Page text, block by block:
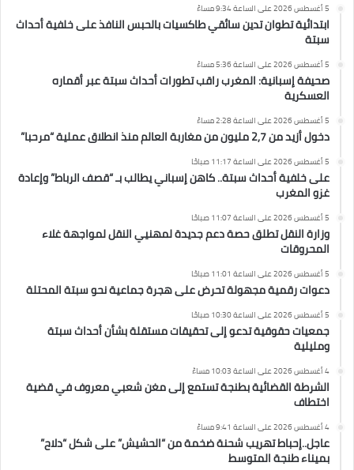
5 أغسطس 2026 على الساعة 9:34 مساءً
ابتدائية تطوان تدين سائقي طاكسيات بالحبس النافذ على خلفية أحداث
سبتة
5 أغسطس 2026 على الساعة 5:36 مساءً
صحيفة إسبانية: المغرب راقب تطورات أحداث سبتة عبر أقماره
العسكرية
5 أغسطس 2026 على الساعة 2:28 مساءً
دخول أزيد من 2,7 مليون من مغاربة العالم منذ انطلاق عملية “مرحبا”
5 أغسطس 2026 على الساعة 11:17 صباحًا
على خلفية أحداث سبتة.. كاهن إسباني يطالب بـ “قصف الرباط” وإعادة
غزو المغرب
5 أغسطس 2026 على الساعة 11:07 صباحًا
وزارة النقل تطلق حصة دعم جديدة لمهنيي النقل لمواجهة غلاء
المحروقات
5 أغسطس 2026 على الساعة 11:01 صباحًا
دعوات رقمية مجهولة تحرض على هجرة جماعية نحو سبتة المحتلة
5 أغسطس 2026 على الساعة 10:30 صباحًا
جمعيات حقوقية تدعو إلى تحقيقات مستقلة بشأن أحداث سبتة
ومليلية
4 أغسطس 2026 على الساعة 10:03 مساءً
الشرطة القضائية بطنجة تستمع إلى مغن شعبي معروف في قضية
اختطاف
4 أغسطس 2026 على الساعة 9:41 مساءً
عاجل..إحباط تهريب شحنة ضخمة من “الحشيش” على شكل “دلاح”
بميناء طنجة المتوسط